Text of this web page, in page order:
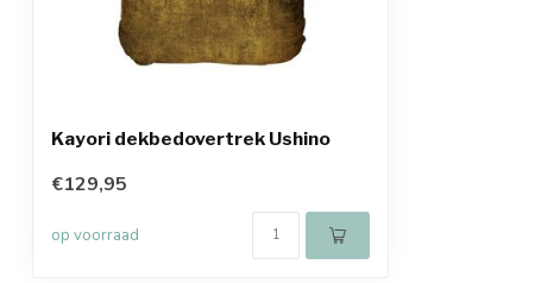
Kayori dekbedovertrek Ushino
€129,95
op voorraad